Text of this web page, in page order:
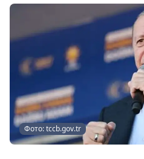
Фото: tccb.gov.tr